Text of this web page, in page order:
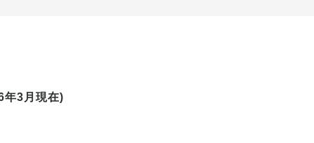
3月現在)